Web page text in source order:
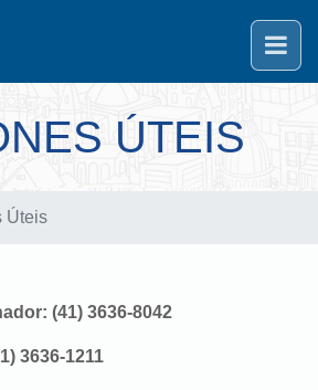
ÚTEIS
Úteis
(41) 3636-8042
3636-1211